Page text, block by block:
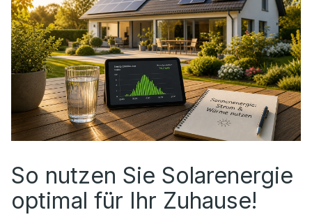
So nutzen Sie Solarenergie
optimal für Ihr Zuhause!